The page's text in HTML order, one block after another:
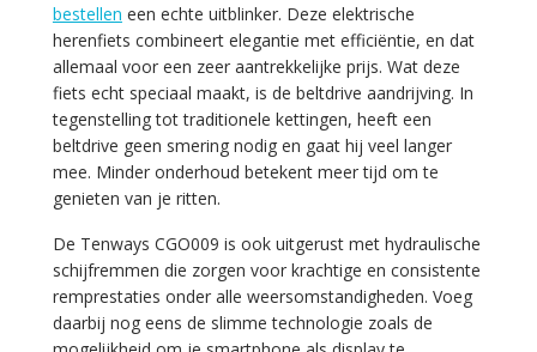
bestellen een echte uitblinker. Deze elektrische
herenfiets combineert elegantie met efficiëntie, en dat
allemaal voor een zeer aantrekkelijke prijs. Wat deze
fiets echt speciaal maakt, is de beltdrive aandrijving. In
tegenstelling tot traditionele kettingen, heeft een
beltdrive geen smering nodig en gaat hij veel langer
mee. Minder onderhoud betekent meer tijd om te
genieten van je ritten.
De Tenways CGO009 is ook uitgerust met hydraulische
schijfremmen die zorgen voor krachtige en consistente
remprestaties onder alle weersomstandigheden. Voeg
daarbij nog eens de slimme technologie zoals de